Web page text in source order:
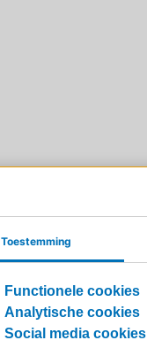
Toestemming
Functionele cookies
Analytische cookies
Social media cookies